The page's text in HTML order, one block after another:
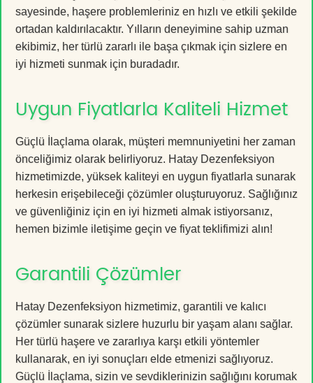
sayesinde, haşere problemleriniz en hızlı ve etkili şekilde
ortadan kaldırılacaktır. Yılların deneyimine sahip uzman
ekibimiz, her türlü zararlı ile başa çıkmak için sizlere en
iyi hizmeti sunmak için buradadır.
Uygun Fiyatlarla Kaliteli Hizmet
Güçlü İlaçlama olarak, müşteri memnuniyetini her zaman
önceliğimiz olarak belirliyoruz. Hatay Dezenfeksiyon
hizmetimizde, yüksek kaliteyi en uygun fiyatlarla sunarak
herkesin erişebileceği çözümler oluşturuyoruz. Sağlığınız
ve güvenliğiniz için en iyi hizmeti almak istiyorsanız,
hemen bizimle iletişime geçin ve fiyat teklifimizi alın!
Garantili Çözümler
Hatay Dezenfeksiyon hizmetimiz, garantili ve kalıcı
çözümler sunarak sizlere huzurlu bir yaşam alanı sağlar.
Her türlü haşere ve zararlıya karşı etkili yöntemler
kullanarak, en iyi sonuçları elde etmenizi sağlıyoruz.
Güçlü İlaçlama, sizin ve sevdiklerinizin sağlığını korumak